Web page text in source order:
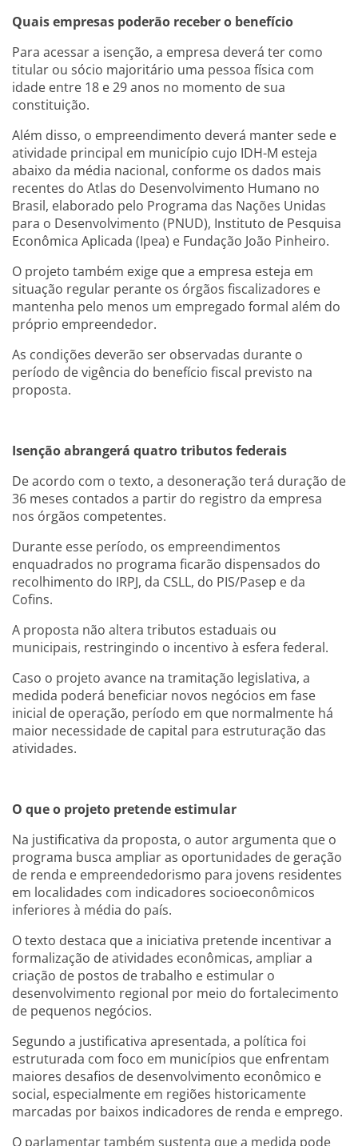
Quais empresas poderão receber o benefício
Para acessar a isenção, a empresa deverá ter como
titular ou sócio majoritário uma pessoa física com
idade entre 18 e 29 anos no momento de sua
constituição.
Além disso, o empreendimento deverá manter sede e
atividade principal em município cujo IDH-M esteja
abaixo da média nacional, conforme os dados mais
recentes do Atlas do Desenvolvimento Humano no
Brasil, elaborado pelo Programa das Nações Unidas
para o Desenvolvimento (PNUD), Instituto de Pesquisa
Econômica Aplicada (Ipea) e Fundação João Pinheiro.
O projeto também exige que a empresa esteja em
situação regular perante os órgãos fiscalizadores e
mantenha pelo menos um empregado formal além do
próprio empreendedor.
As condições deverão ser observadas durante o
período de vigência do benefício fiscal previsto na
proposta.
Isenção abrangerá quatro tributos federais
De acordo com o texto, a desoneração terá duração de
36 meses contados a partir do registro da empresa
nos órgãos competentes.
Durante esse período, os empreendimentos
enquadrados no programa ficarão dispensados do
recolhimento do IRPJ, da CSLL, do PIS/Pasep e da
Cofins.
A proposta não altera tributos estaduais ou
municipais, restringindo o incentivo à esfera federal.
Caso o projeto avance na tramitação legislativa, a
medida poderá beneficiar novos negócios em fase
inicial de operação, período em que normalmente há
maior necessidade de capital para estruturação das
atividades.
O que o projeto pretende estimular
Na justificativa da proposta, o autor argumenta que o
programa busca ampliar as oportunidades de geração
de renda e empreendedorismo para jovens residentes
em localidades com indicadores socioeconômicos
inferiores à média do país.
O texto destaca que a iniciativa pretende incentivar a
formalização de atividades econômicas, ampliar a
criação de postos de trabalho e estimular o
desenvolvimento regional por meio do fortalecimento
de pequenos negócios.
Segundo a justificativa apresentada, a política foi
estruturada com foco em municípios que enfrentam
maiores desafios de desenvolvimento econômico e
social, especialmente em regiões historicamente
marcadas por baixos indicadores de renda e emprego.
O parlamentar também sustenta que a medida pode